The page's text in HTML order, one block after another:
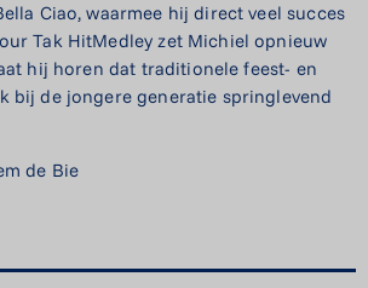
Ciao, waarmee hij direct veel succes
Tak HitMedley zet Michiel opnieuw
hij horen dat traditionele feest- en
bij de jongere generatie springlevend
de Bie